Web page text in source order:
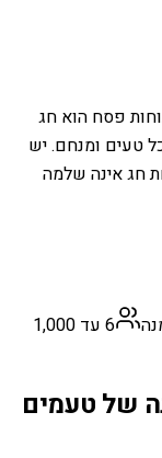
פסח הוא חג
טעים ומנחם. יש
חג אינה שלמה
6 עד 1,000
של טעמים